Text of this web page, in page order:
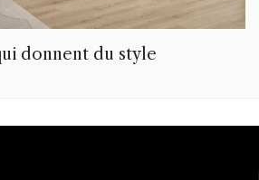
donnent du style